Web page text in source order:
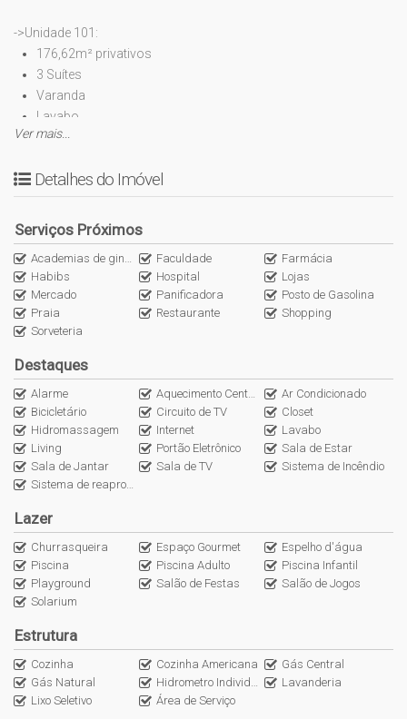
->Unidade 101:
176,62m² privativos
3 Suítes
Varanda
Lavabo
Living
Sacada
Hidromassagem
Lavanderia
2 Vagas de garagem
->Unidades 501-502-503-504:
Opções de 180,92m², 184m² e 254m² privativos
Cobertura
Sacada
Varanda
Lavabo
Living
Terraço descoberto
Piscina
Deck
Lavabo
Cozinha
Living
Churrasqueira
2 Vagas de garagem
->Empreendimento:
Academia
Ver mais...
Detalhes do Imóvel
Serviços Próximos
Academias de ginástica Faculdade
Farmácia
Habibs
Hospital
Lojas
Mercado
Panificadora
Posto de Gasolina
Praia
Restaurante
Shopping
Sorveteria
Destaques
Alarme Aquecimento Central
Ar Condicionado
Bicicletário
Circuito de TV
Closet
Hidromassagem
Internet
Lavabo
Living
Portão Eletrônico
Sala de Estar
Sala de Jantar
Sala de TV
Sistema de Incêndio
Sistema de reaproveitamento de chuva
Lazer
Churrasqueira Espaço Gourmet
Espelho d'água
Piscina
Piscina Adulto
Piscina Infantil
Playground
Salão de Festas
Salão de Jogos
Solarium
Estrutura
Cozinha Cozinha Americana
Gás Central
Gás Natural
Hidrometro Individual
Lavanderia
Lixo Seletivo
Área de Serviço